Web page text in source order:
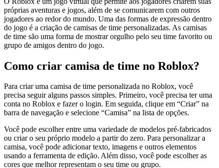
próprias aventuras e jogos, além de se comunicarem com outros
jogadores ao redor do mundo. Uma das formas de expressão dentro
do jogo é a criação de camisas de time personalizadas. As camisas
de time são uma forma de mostrar orgulho pelo seu time favorito ou
grupo de amigos dentro do jogo.
Como criar camisa de time no Roblox?
Para criar uma camisa de time personalizada no Roblox, você
precisa seguir alguns passos simples. Primeiro, você precisa ter uma
conta no Roblox e fazer o login. Em seguida, clique em “Criar” na
barra de navegação e selecione “Camisa” na lista de opções.
Você pode escolher entre uma variedade de modelos pré-fabricados
ou criar o seu próprio modelo a partir do zero. Para personalizar a
camisa, você pode adicionar texto, imagens e outros elementos
usando a ferramenta de edição. Além disso, você pode escolher as
cores que melhor representam o seu time ou grupo.